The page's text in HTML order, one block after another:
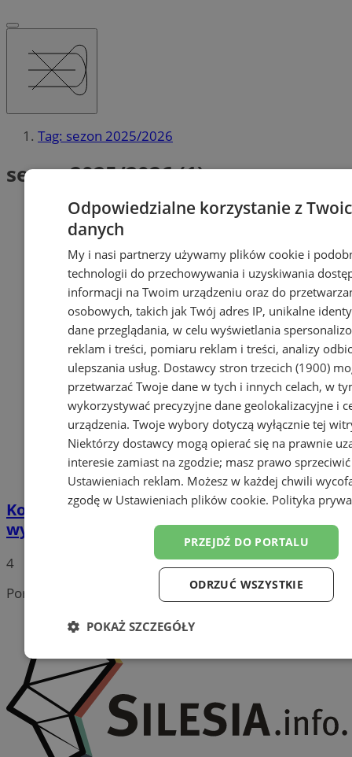
Tag: sezon 2025/2026
sezon 2025/2026 (1)
Komfort i prywatność w Arenie Katowice –
wynajmij skybox na sezon 2025/2026
4
Portal należy do sieci
Odpowiedzialne korzystanie z
danych
My i nasi partnerzy używamy plików cookie i
technologii do przechowywania i uzyskiwania
informacji na Twoim urządzeniu oraz do
osobowych, takich jak Twój adres IP, unikalne
dane przeglądania, w celu wyświetlania
reklam i treści, pomiaru reklam i treści, analizy
ulepszania usług. Dostawcy stron trzecich (1900)
przetwarzać Twoje dane w tych i innych celach, w
wykorzystywać precyzyjne dane geolokalizacyjne i
urządzenia. Twoje wybory dotyczą wyłącznie tej
Niektórzy dostawcy mogą opierać się na prawnie
interesie zamiast na zgodzie; masz prawo
Ustawieniach reklam. Możesz w każdej chwili
zgodę w Ustawieniach plików cookie. Polityka
PRZEJDŹ DO PORTALU
ODRZUĆ WSZYSTKIE
POKAŻ SZCZEGÓŁY
Niezbędne Wydajność Targetowanie
Niesklasyfikowane